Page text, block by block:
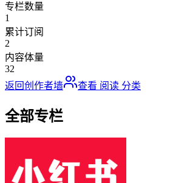
专栏数量
1
累计订阅
2
内容体量
32
返回创作者墙
查看 阅读 分类
全部专栏